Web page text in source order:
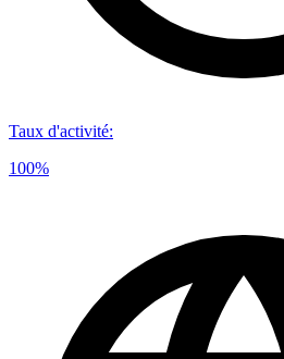
Taux d'activité:
100%